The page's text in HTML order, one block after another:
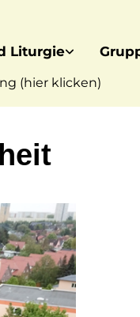
Liturgie
(hier klicken)